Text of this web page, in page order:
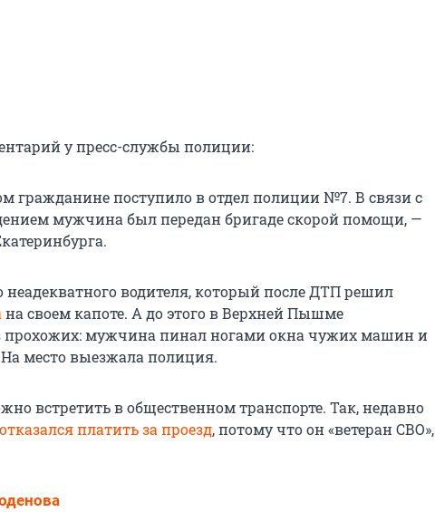
у пресс-службы полиции:
гражданине поступило в отдел полиции №7. В связи с
мужчина был передан бригаде скорой помощи, —
водителя, который после ДТП решил
на своем капоте. А до этого в Верхней Пышме
прохожих: мужчина пинал ногами окна чужих машин и
На место выезжала полиция.
встретить в общественном транспорте. Так, недавно
отказался платить за проезд, потому что он «ветеран СВО»,